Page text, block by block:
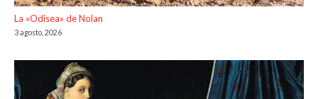
La «Odisea» de Nolan
3 agosto, 2026